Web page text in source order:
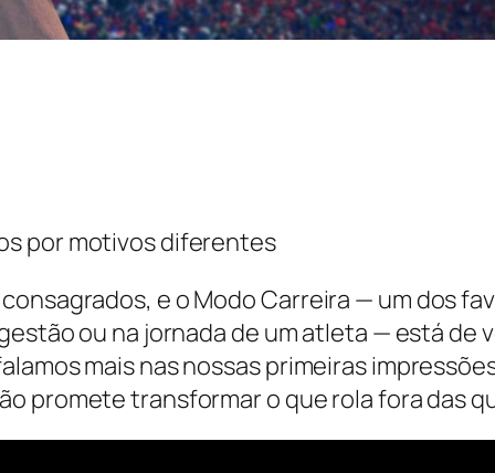
por motivos diferentes
e o Modo Carreira — um dos
ou na jornada de um atleta — está de
mais nas nossas primeiras
promete transformar o que rola fora das